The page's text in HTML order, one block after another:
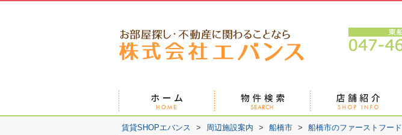
賃貸SHOPエバンス > 周辺施設案内 > 船橋市 > 船橋市のファーストフード